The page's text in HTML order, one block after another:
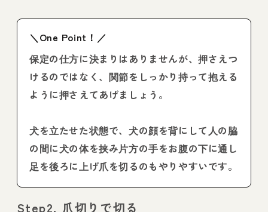
＼One Point！／
保定の仕方に決まりはありませんが、押さえつ
けるのではなく、関節をしっかり持って抱える
ように押さえてあげましょう。
犬を立たせた状態で、犬の顔を背にして人の脇
の間に犬の体を挟み片方の手をお腹の下に通し
足を後ろに上げ爪を切るのもやりやすいです。
Step2. 爪切りで切る